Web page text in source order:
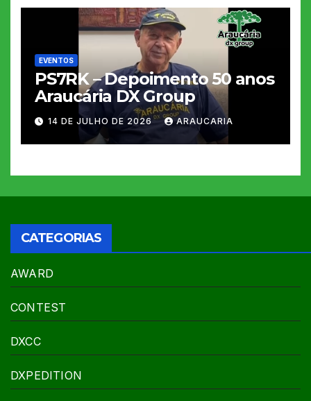
EVENTOS
PS7RK – Depoimento 50 anos
Araucária DX Group
14 DE JULHO DE 2026 ARAUCARIA
CATEGORIAS
AWARD
CONTEST
DXCC
DXPEDITION